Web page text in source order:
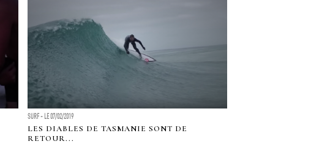
SURF - LE 07/02/2019
LES DIABLES DE TASMANIE SONT DE
RETOUR...